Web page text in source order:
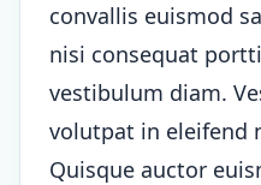
convallis euismod
nisi consequat
vestibulum diam.
volutpat in eleifend
Quisque auctor